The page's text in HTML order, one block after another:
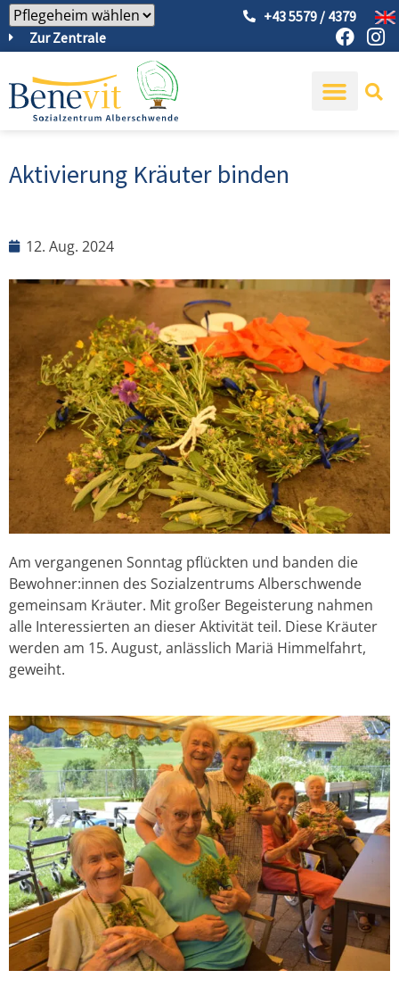
Zur Zentrale
+43 5579 / 4379
Aktivierung Kräuter binden
12. Aug. 2024
Am vergangenen Sonntag pflückten und banden die
Bewohner:innen des Sozialzentrums Alberschwende
gemeinsam Kräuter. Mit großer Begeisterung nahmen
alle Interessierten an dieser Aktivität teil. Diese Kräuter
werden am 15. August, anlässlich Mariä Himmelfahrt,
geweiht.